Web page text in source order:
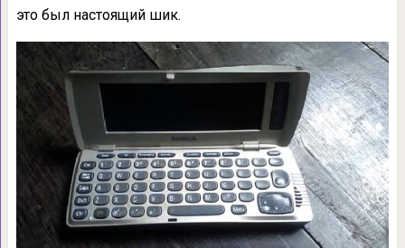
это был настоящий шик.